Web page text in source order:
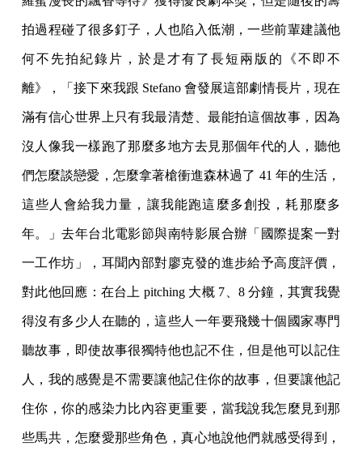
拍過程碰了很多釘子，人也陷入低潮，一些前輩建議他
何不先拍紀錄片，於是才有了長短兩版的《不即不
離》，「接下來我跟 Stefano 會發展這部劇情長片，現在
滿有信心世界上只有我最清楚、最能拍這個故事，因為
沒人像我一樣跑了那麼多地方去見那個年代的人，聽他
們怎麼談戀愛，怎麼拿著槍衝進森林過了 41 年的生活，
這些人會給我力量，讓我能跑這麼多創投，耗那麼多
年。」去年台北電影節與南特影展合辦「國際提案一對
一工作坊」，耳聞內部對廖克發的進步給予高度評價，
對此他回應：在台上 pitching 大概 7、8 分鐘，其實我覺
得沒有多少人在聽的，這些人一年要飛幾十個國家專門
聽故事，即使故事很獨特他也記不住，但是他可以記住
人，我的感覺是不需要讓他記住你的故事，但要讓他記
住你，你的感染力比內容更重要，當我說我怎麼見到那
些馬共，怎麼愛那些角色，真心地說他們就感受得到，